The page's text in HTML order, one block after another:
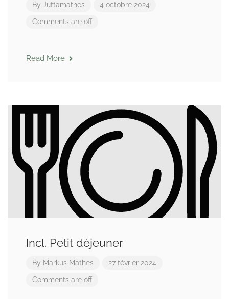
By Juttamathes 4 octobre 2024
Comments are off
Read More
Incl. Petit déjeuner
By Markus Mathes 27 février 2024
Comments are off